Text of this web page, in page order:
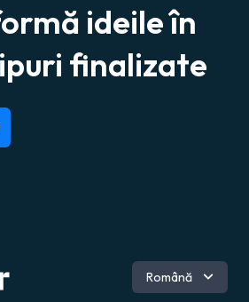
ideile în
finalizate
Engleză
Spaniolă
Română